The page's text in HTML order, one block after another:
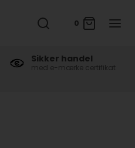
0
Sikker handel
med e-mærke certifikat